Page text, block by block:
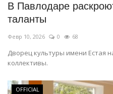
В Павлодаре
таланты
Февр 10, 2026 0 68
Дворец культуры имени Естая
коллективы.
OFFICIAL